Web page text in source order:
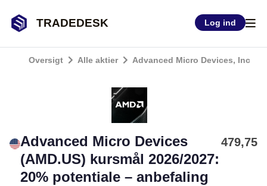
TRADEDESK Log ind
Oversigt Alle aktier Advanced Micro Devices, Inc
Advanced Micro Devices
(AMD.US) kursmål 2026/2027:
20% potentiale – anbefaling
479,75